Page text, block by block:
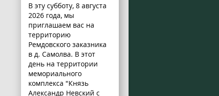
В эту субботу, 8 августа
2026 года, мы
приглашаем вас на
территорию
Ремдовского заказника
в д. Самолва. В этот
день на территории
мемориального
комплекса "Князь
Александр Невский с